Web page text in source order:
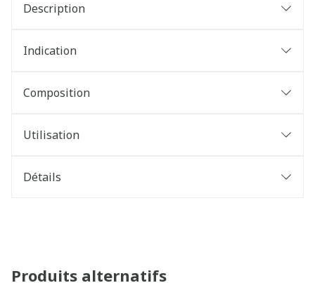
Description
Indication
Composition
Utilisation
Détails
Produits alternatifs